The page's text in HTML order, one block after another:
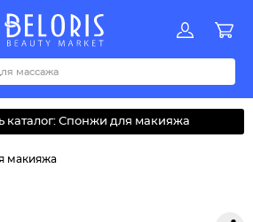
Акции
OPQRSTUVWYZАБВДЗИМОКЛНПРСТУФ
каталог: Спонжи для макияжа
макияжа